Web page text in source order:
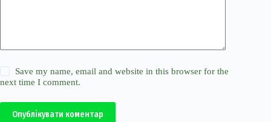
Save my name, email and website in this browser for the
next time I comment.
Опублікувати коментар